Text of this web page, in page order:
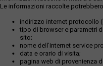
Le informazioni raccolte
indirizzo internet protocollo
tipo di browser e parametri
sito;
nome dell'internet service
data e orario di visita;
pagina web di provenienza